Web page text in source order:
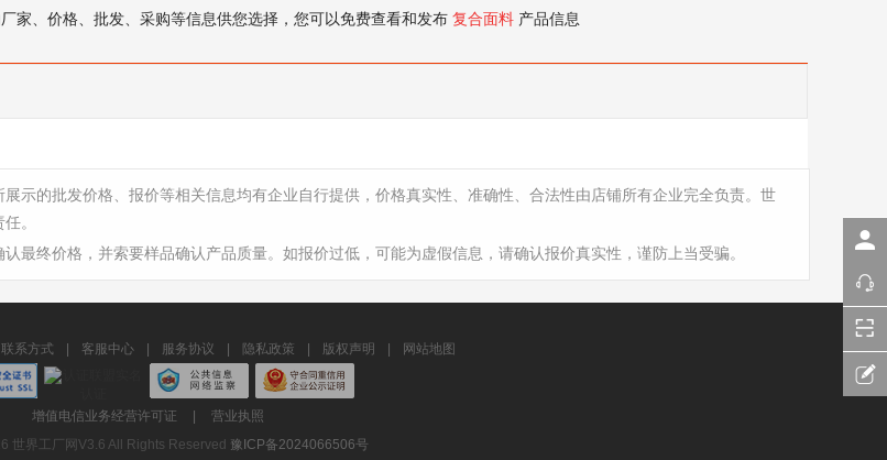
家、价格、批发、采购等信息供您选择，您可以免费查看和发布 复合面料 产品信息
示的批发价格、报价等相关信息均有企业自行提供，价格真实性、准确性、合法性由店铺所有企业完全负责。世
。
最终价格，并索要样品确认产品质量。如报价过低，可能为虚假信息，请确认报价真实性，谨防上当受骗。
联系方式 客服中心 服务协议 隐私政策 版权声明 网站地图
增值电信业务经营许可证
营业执照
世界工厂网V3.6 All Rights Reserved 豫ICP备2024066506号